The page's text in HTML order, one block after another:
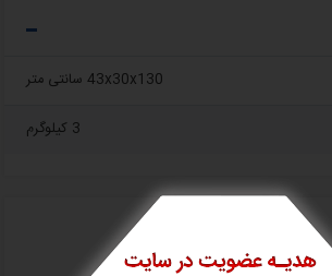
43x30x130 سانتی متر
3 کیلوگرم